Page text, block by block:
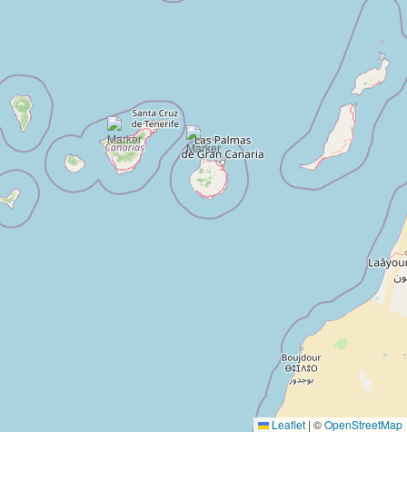
Leaflet | ©OpenStreetMap